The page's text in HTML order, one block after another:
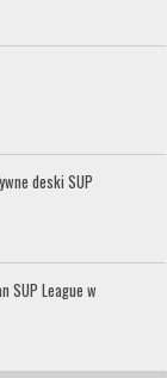
deski SUP
SUP League w